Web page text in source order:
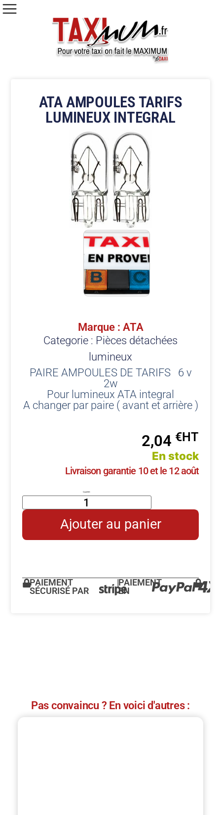
ATA AMPOULES TARIFS
LUMINEUX INTEGRAL
Marque : ATA
Categorie : Pièces détachées
lumineux
PAIRE AMPOULES DE TARIFS 6 v
2w
Pour lumineux ATA integral
A changer par paire ( avant et arrière )
2,04€
En stock
Livraison garantie 10 et le 12 août
Ajouter au panier
PAIEMENT
SÉCURISÉ PAR
|PAIEMENT
EN
Pas convaincu ? En voici d'autres :